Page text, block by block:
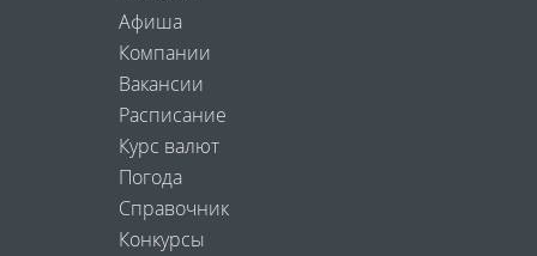
Афиша
Компании
Вакансии
Расписание
Курс валют
Погода
Справочник
Конкурсы